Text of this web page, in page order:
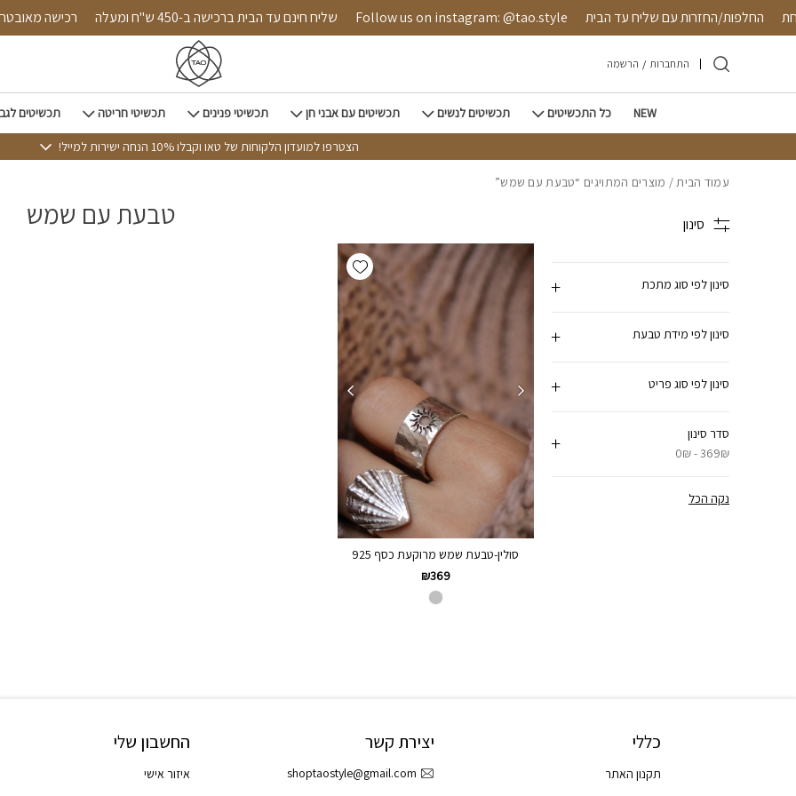
Skip to Contentהחלפות/החזרות עם שליח עד הבית Follow us on instagram: @tao.style שליח חינם עד הבית ברכישה ב-450 ש"ח ומעלה רכישה
התחברות / הרשמה
NEW כל התכשיטים תכשיטים לנשים תכשיטים עם אבני חן תכשיטי פנינים תכשיטי חריטה תכשיטים
הצטרפו למועדון הלקוחות של טאו וקבלו 10% הנחה ישירות למייל!
עמוד הבית/ מוצרים המתויגים “טבעת עם שמש”
טבעת עם שמש סינון
סינון לפי סוג מתכת
סינון לפי מידת טבעת
סינון לפי סוג פריט
סדר סינון
0₪ - 369₪
נקה הכל
Add wishlist
סולין-טבעת שמש מרוקעת כסף 925
₪369
כללי
תקנון האתר
החשבון שלי
איזור אישי
יצירת קשר
shoptaostyle@gmail.com
בחזרה למעלה